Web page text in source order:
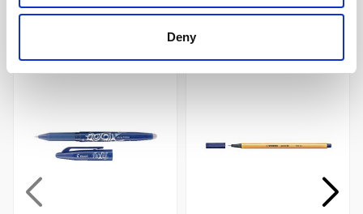
Deny
Andra köpte även